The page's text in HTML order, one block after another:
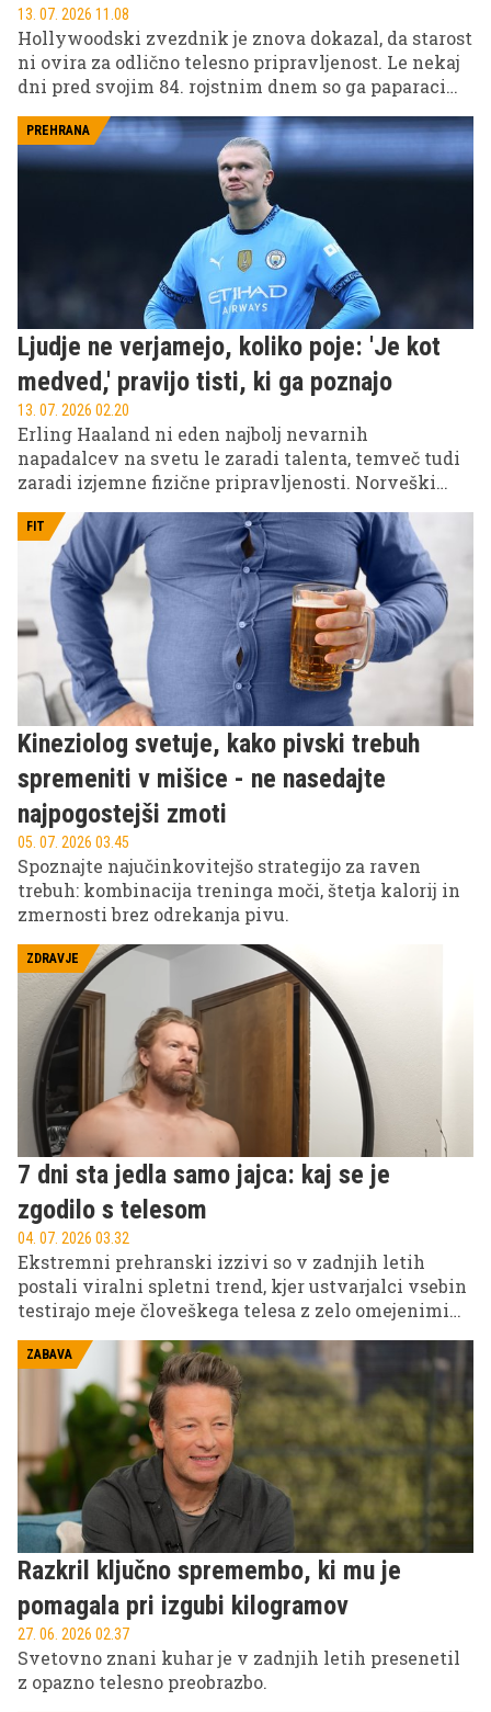
13. 07. 2026 11.08
Hollywoodski zvezdnik je znova dokazal, da starost
ni ovira za odlično telesno pripravljenost. Le nekaj
dni pred svojim 84. rojstnim dnem so ga paparaci
ujeli med samostojnim kolesarjenjem po ulicah Los
Angelesa, kjer je s svojo športno postavo in energijo
navdušil številne oboževalce.
PREHRANA
Ljudje ne verjamejo, koliko poje: 'Je kot
medved,' pravijo tisti, ki ga poznajo
13. 07. 2026 02.20
Erling Haaland ni eden najbolj nevarnih
napadalcev na svetu le zaradi talenta, temveč tudi
zaradi izjemne fizične pripravljenosti. Norveški
zvezdnik s svojo močjo, hitrostjo in eksplozivnostjo
navdušuje nogometne navijače, za takšne predstave
pa potrebuje tudi ogromno energije.
FIT
Kineziolog svetuje, kako pivski trebuh
spremeniti v mišice - ne nasedajte
najpogostejši zmoti
05. 07. 2026 03.45
Spoznajte najučinkovitejšo strategijo za raven
trebuh: kombinacija treninga moči, štetja kalorij in
zmernosti brez odrekanja pivu.
ZDRAVJE
7 dni sta jedla samo jajca: kaj se je
zgodilo s telesom
04. 07. 2026 03.32
Ekstremni prehranski izzivi so v zadnjih letih
postali viralni spletni trend, kjer ustvarjalci vsebin
testirajo meje človeškega telesa z zelo omejenimi
sedemdnevni jajčni eksperiment, kjer sta
ustvarjalca en teden jedla skoraj izključno jajca.
ZABAVA
Razkril ključno spremembo, ki mu je
pomagala pri izgubi kilogramov
27. 06. 2026 02.37
Svetovno znani kuhar je v zadnjih letih presenetil
z opazno telesno preobrazbo.